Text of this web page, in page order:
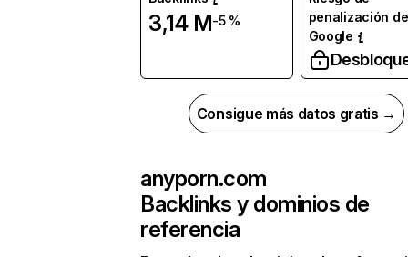
3,14 M-5 %
penalización de
Google
Consigue más datos gratis →
anyporn.com
Backlinks y dominios de
referencia